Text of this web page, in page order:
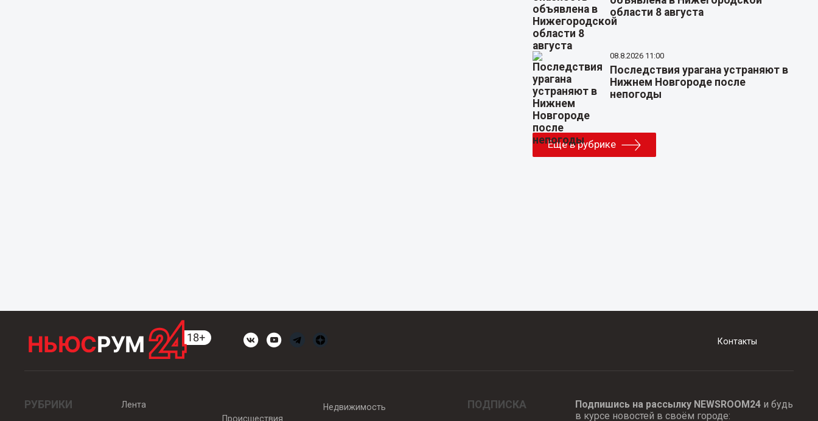
области 8 августа
08.8.2026 11:00
Последствия урагана устраняют в
Нижнем Новгороде после
непогоды
Еще в рубрике
Контакты
РУБРИКИ
Лента
Происшествия
Недвижимость ПОДПИСКА Подпишись на рассылку NEWSROOM24и будь
в курсе новостей в своём городе: